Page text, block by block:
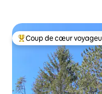
Coup de cœur voyageurs
Coup de cœur